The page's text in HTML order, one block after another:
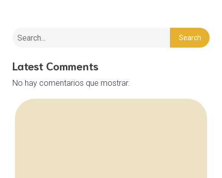
Search
Latest Comments
No hay comentarios que mostrar.